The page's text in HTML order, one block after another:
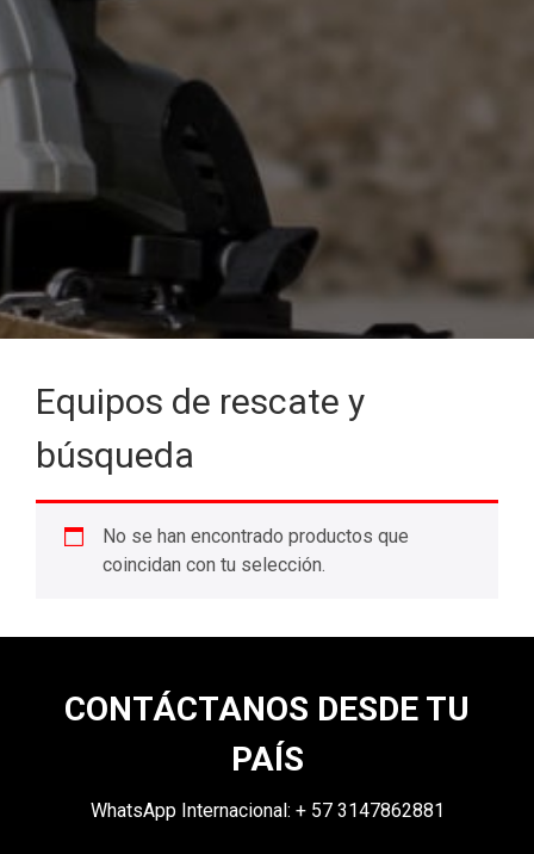
Equipos de rescate y
búsqueda
No se han encontrado productos que
coincidan con tu selección.
CONTÁCTANOS DESDE TU
PAÍS
WhatsApp Internacional: + 57 3147862881